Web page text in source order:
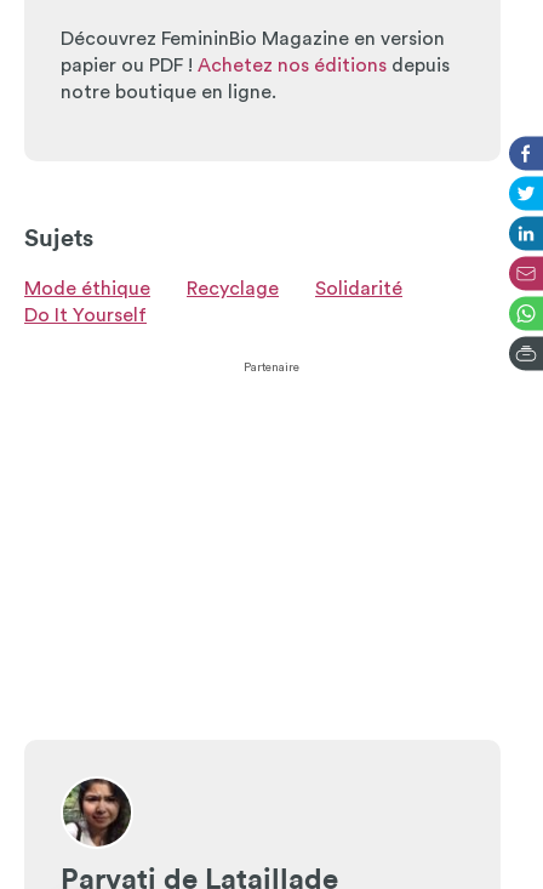
Découvrez FemininBio Magazine en version
papier ou PDF ! Achetez nos éditions depuis
notre boutique en ligne.
Sujets
Mode éthique Recyclage
Solidarité
Do It Yourself
Partenaire
Parvati de Lataillade